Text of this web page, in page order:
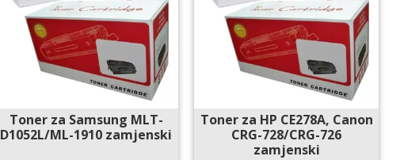
Toner za Samsung MLT-
D1052L/ML-1910 zamjenski
Toner za HP CE278A, Canon
CRG-728/CRG-726
zamjenski